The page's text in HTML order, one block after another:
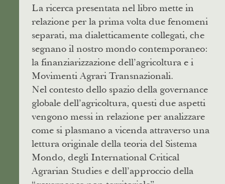
La ricerca presentata nel libro mette in
relazione per la prima volta due fenomeni
separati, ma dialetticamente collegati, che
segnano il nostro mondo contemporaneo:
la finanziarizzazione dell’agricoltura e i
Movimenti Agrari Transnazionali.
Nel contesto dello spazio della governance
globale dell’agricoltura, questi due aspetti
vengono messi in relazione per analizzare
come si plasmano a vicenda attraverso una
lettura originale della teoria del Sistema
Mondo, degli International Critical
Agrarian Studies e dell’approccio della